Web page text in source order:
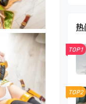
热
TOP1
TOP2